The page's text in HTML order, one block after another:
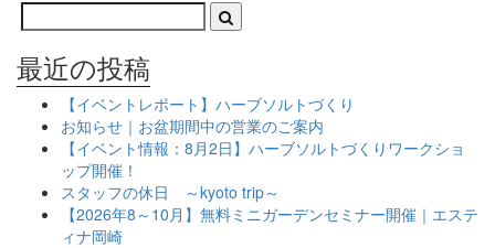
最近の投稿
【イベントレポート】ハーブソルトづくり
お知らせ｜お盆期間中の営業のご案内
【イベント情報：8月2日】ハーブソルトづくりワークショ
ップ開催！
スタッフの休日 ～kyoto trip～
【2026年8～10月】無料ミニガーデンセミナー開催｜エステ
ィナ岡崎